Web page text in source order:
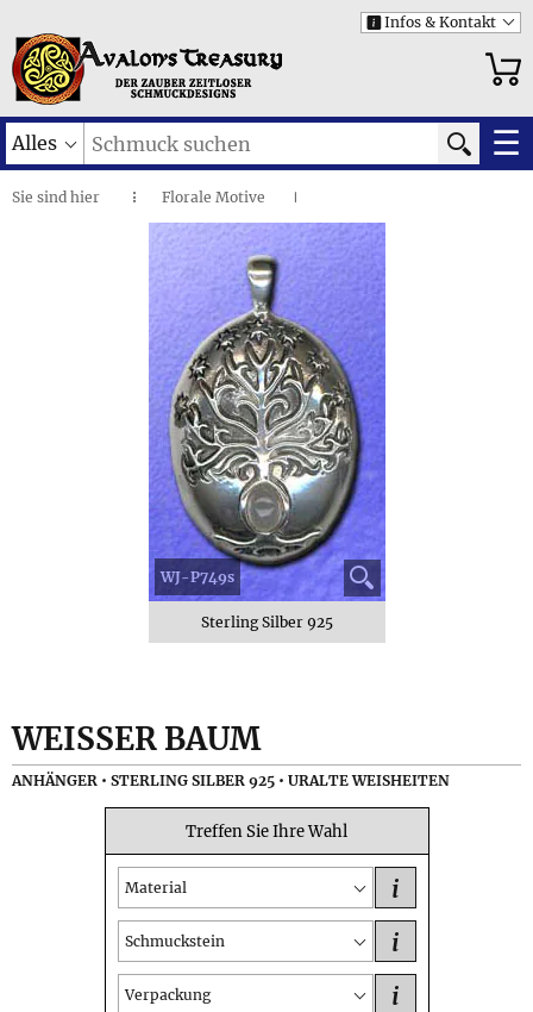
i Infos & Kontakt
Alles ☰
Sie sind hier ◌ Florale Motive I
Weißer Baum • Anhänger
WJ-P749s
Sterling Silber 925
WEISSER BAUM
ANHÄNGER • STERLING SILBER 925 • URALTE WEISHEITEN
Treffen Sie Ihre Wahl
Material i
Schmuckstein i
Verpackung i